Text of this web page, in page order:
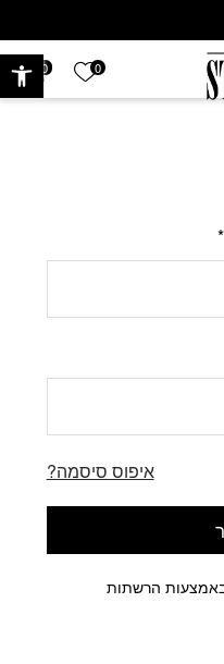
0 הרשימה
0
*
איפוס סיסמה?
הרשתות